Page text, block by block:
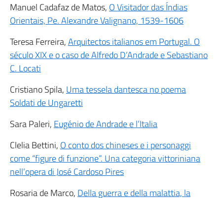
Manuel Cadafaz de Matos, O Visitador das Índias
Orientais, Pe. Alexandre Valignano, 1539-1606
Teresa Ferreira,Arquitectos italianos em Portugal. O
século XIX e o caso de Alfredo D’Andrade e Sebastiano
C. Locati
Cristiano Spila, Uma tessela dantesca no poema
Soldati de Ungaretti
Sara Paleri, Eugénio de Andrade e l’Italia
Clelia Bettini, O conto dos chineses e i personaggi
come “figure di funzione”. Una categoria vittoriniana
nell’opera di José Cardoso Pires
Rosaria de Marco, Della guerra e della malattia, la